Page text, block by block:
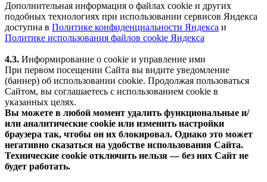
Дополнительная информация о файлах cookie и других
подобных технологиях при использовании сервисов Яндекса
доступна в Политике конфиденциальности Яндекса и
Политике использования файлов cookie Яндекса
4.3. Информирование о cookie и управление ими
При первом посещении Сайта вы видите уведомление
(баннер) об использовании cookie. Продолжая пользоваться
Сайтом, вы соглашаетесь с использованием cookie в
указанных целях.
Вы можете в любой момент удалить функциональные и/
или аналитические cookie или изменить настройки
браузера так, чтобы он их блокировал. Однако это может
негативно сказаться на удобстве использования Сайта.
Технические cookie отключить нельзя — без них Сайт не
будет работать.